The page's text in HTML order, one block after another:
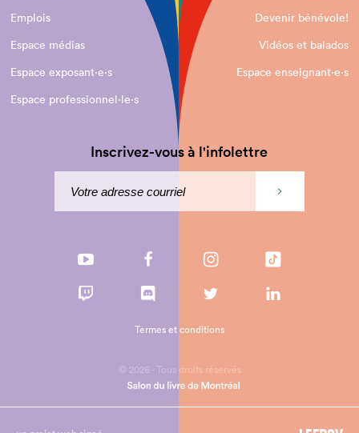
Emplois
Devenir bénévole!
Espace médias
Vidéos et balados
Espace exposant·e⋅s
Espace enseignant·e⋅s
Espace professionnel·le⋅s
Inscrivez-vous à l'infolettre
© 2026 - Tous droits réservés
Termes et conditions